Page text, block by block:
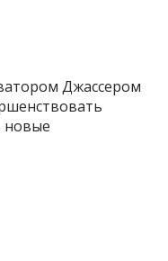
Джассером
новые